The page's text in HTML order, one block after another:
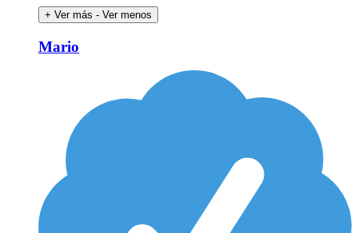
+ Ver más - Ver menos
Mario